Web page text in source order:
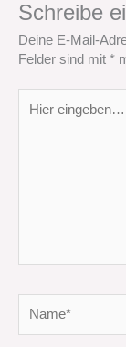
Schreibe
Deine E-Mail-
Felder sind mit *
eingeben…